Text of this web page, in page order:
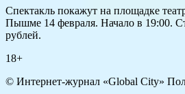
Спектакль покажут на площадке
Пышме 14 февраля. Начало в 19:00.
рублей.
18+
© Интернет-журнал «Global City»